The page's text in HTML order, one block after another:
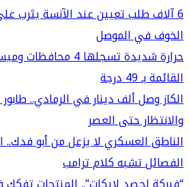
6 آلاف طلب تعيين عند الآنسة يثرب
الخوف في الموصل
حرارة شديدة تسجلها 4
القائمة بـ 49 درجة
الكاز وصل ألف دينار في الرمادي..
والانتظار حتى العصر
الناطق العسكري لا يزعل من أبو فدك..
الفصائل تشبه كلام ترامب